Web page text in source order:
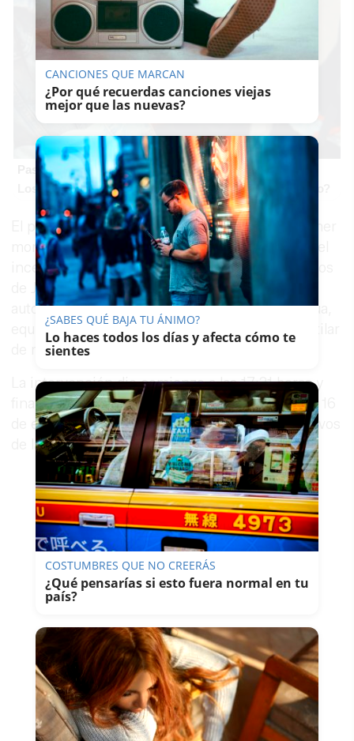
Pasaportes que abren puertas
Los pasaportes más poderosos del mundo, ¿está el tuyo?
El parque de Algeciras también salió en un primer
momento como apoyo pero al estar controlado el
incendio se volvió al parque sin actuar. Bomberos
de Jimena han acudido con un vehículo
autobomba y han utiliado unos 400 litros de agua,
equipos autónomos y turboventilador, para ventilar
de manera forzada las zonas más afectadas.
La intervención dio comienzo a las 17:21 horas y
finalizó a las 19:30 horas de este pasado sábado 16
de enero. También han estado presentes efectivos
de la Policía Local.
CANCIONES QUE MARCAN
¿Por qué recuerdas canciones viejas
mejor que las nuevas?
¿SABES QUÉ BAJA TU ÁNIMO?
Lo haces todos los días y afecta cómo te
sientes
COSTUMBRES QUE NO CREERÁS
¿Qué pensarías si esto fuera normal en tu
país?